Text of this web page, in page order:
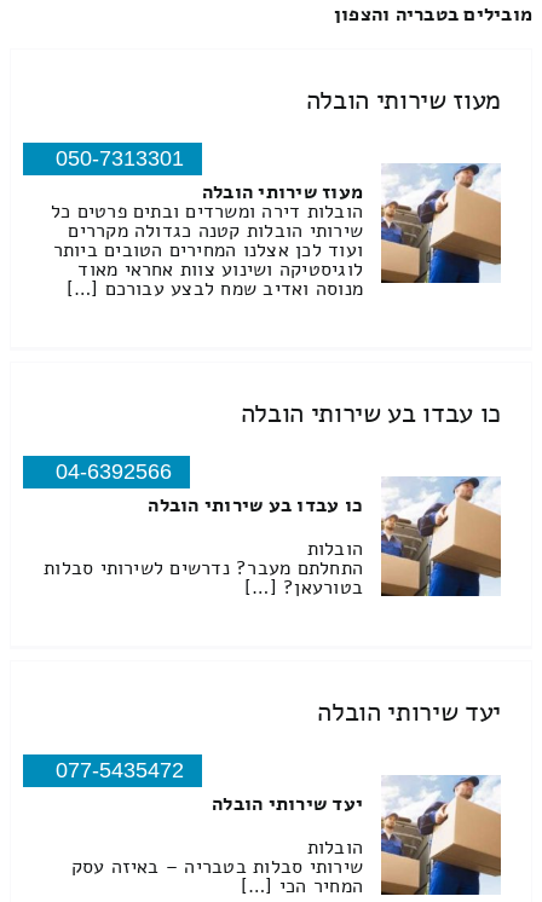
מובילים בטבריה והצפון
מעוז שירותי הובלה
050-7313301
מעוז שירותי הובלה
הובלות דירה ומשרדים ובתים פרטים כל
שירותי הובלות קטנה כגדולה מקררים
ועוד לכן אצלנו המחירים הטובים ביותר
לוגיסטיקה ושינוע צוות אחראי מאוד
מנוסה ואדיב שמח לבצע עבורכם […]
כו עבדו בע שירותי הובלה
04-6392566
כו עבדו בע שירותי הובלה
הובלות
התחלתם מעבר? נדרשים לשירותי סבלות
בטורעאן? […]
יעד שירותי הובלה
077-5435472
יעד שירותי הובלה
הובלות
שירותי סבלות בטבריה – באיזה עסק
המחיר הכי […]